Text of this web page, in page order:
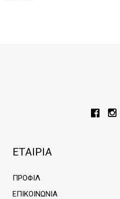
ΕΤΑΙΡΊΑ
ΠΡΟΦΊΛ
ΕΠΙΚΟΙΝΩΝΊΑ